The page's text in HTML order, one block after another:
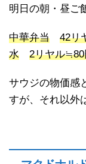
明日の朝・昼ご
中華弁当
42リ
水
2リヤル≒80
サウジの物価感
すが、それ以外